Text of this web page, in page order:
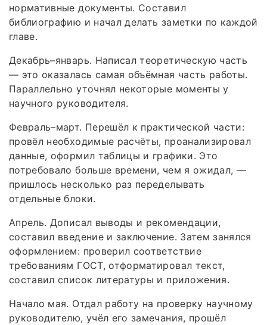
нормативные документы. Составил
библиографию и начал делать заметки по каждой
главе.
Декабрь–январь. Написал теоретическую часть
— это оказалась самая объёмная часть работы.
Параллельно уточнял некоторые моменты у
научного руководителя.
Февраль–март. Перешёл к практической части:
провёл необходимые расчёты, проанализировал
данные, оформил таблицы и графики. Это
потребовало больше времени, чем я ожидал, —
пришлось несколько раз переделывать
отдельные блоки.
Апрель. Дописал выводы и рекомендации,
составил введение и заключение. Затем занялся
оформлением: проверил соответствие
требованиям ГОСТ, отформатировал текст,
составил список литературы и приложения.
Начало мая. Отдал работу на проверку научному
руководителю, учёл его замечания, прошёл